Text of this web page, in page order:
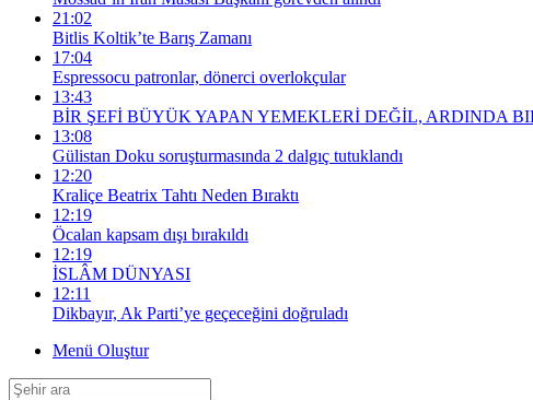
21:02
Bitlis Koltik’te Barış Zamanı
17:04
Espressocu patronlar, dönerci overlokçular
13:43
BİR ŞEFİ BÜYÜK YAPAN YEMEKLERİ DEĞİL, ARDINDA
13:08
Gülistan Doku soruşturmasında 2 dalgıç tutuklandı
12:20
Kraliçe Beatrix Tahtı Neden Bıraktı
12:19
Öcalan kapsam dışı bırakıldı
12:19
İSLÂM DÜNYASI
12:11
Dikbayır, Ak Parti’ye geçeceğini doğruladı
Menü Oluştur